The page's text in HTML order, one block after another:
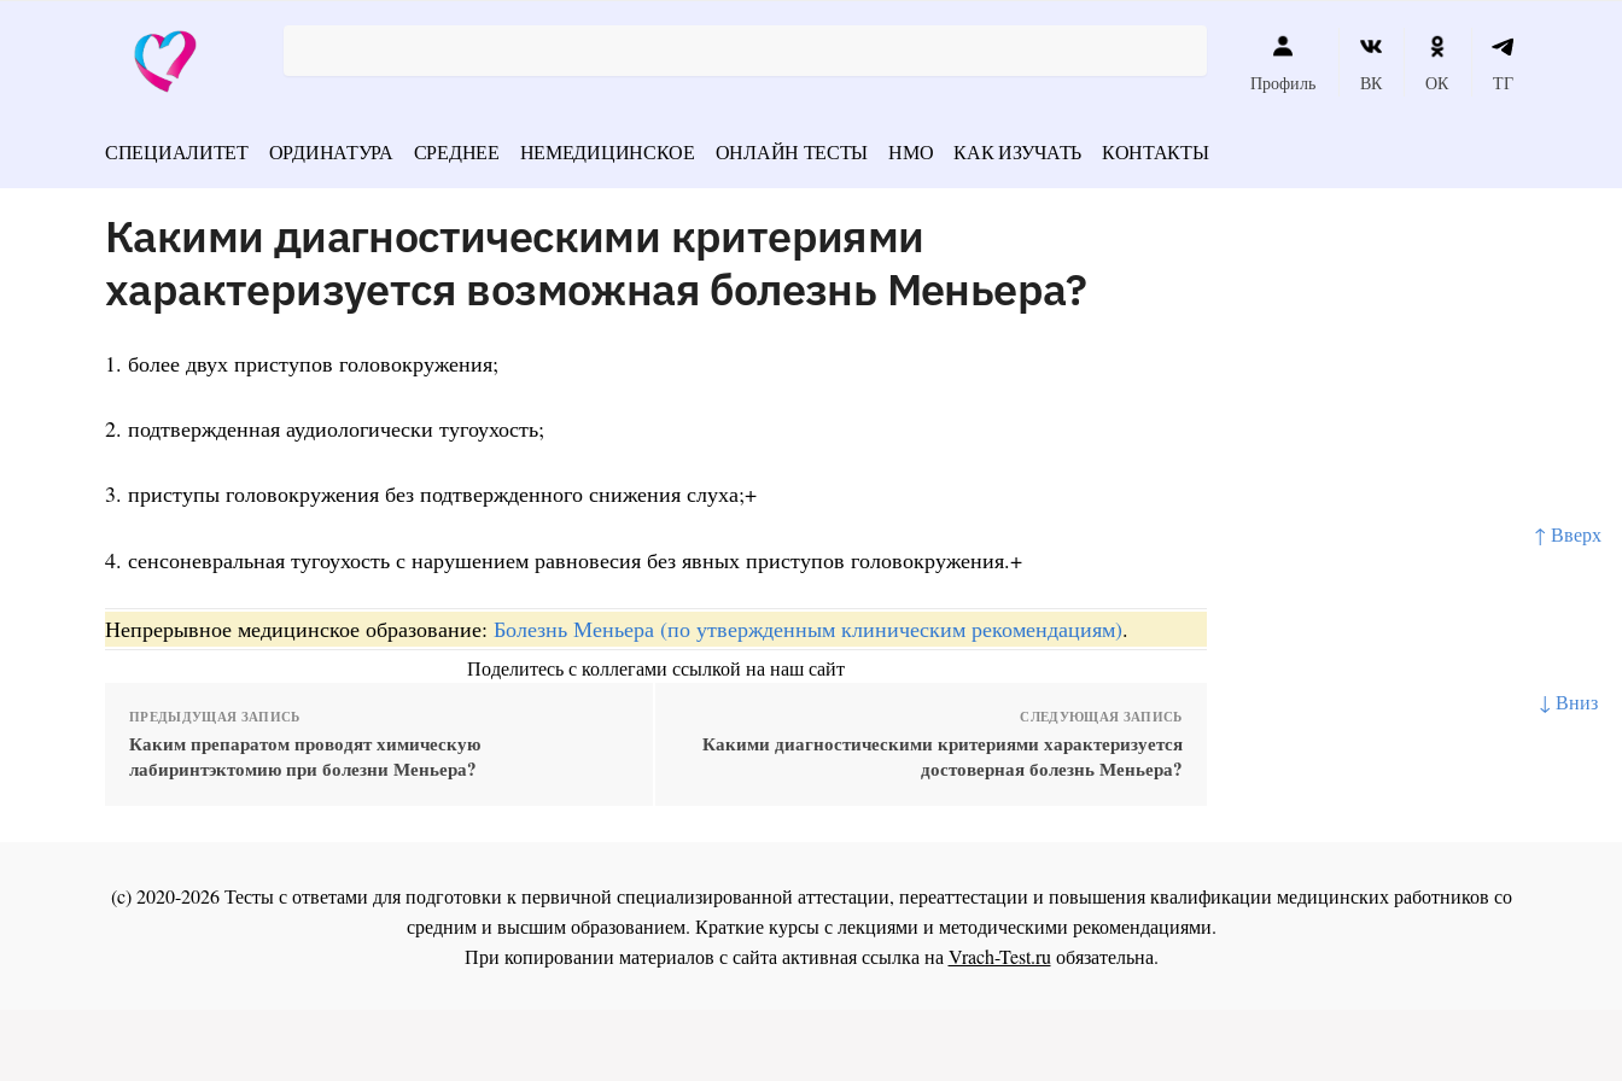
↑ Вверх
↓ Вниз
Профиль ВК ОК ТГ
СПЕЦИАЛИТЕТ ОРДИНАТУРА СРЕДНЕЕ НЕМЕДИЦИНСКОЕ ОНЛАЙН ТЕСТЫ НМО КАК ИЗУЧАТЬ КОНТАКТЫ
Какими диагностическими критериями
характеризуется возможная болезнь Меньера?
1. более двух приступов головокружения;
2. подтвержденная аудиологически тугоухость;
3. приступы головокружения без подтвержденного снижения слуха;+
4. сенсоневральная тугоухость с нарушением равновесия без явных приступов головокружения.+
Непрерывное медицинское образование: Болезнь Меньера (по утвержденным клиническим рекомендациям).
Поделитесь с коллегами ссылкой на наш сайт
ПРЕДЫДУЩАЯ ЗАПИСЬ
Каким препаратом проводят химическую
лабиринтэктомию при болезни Меньера?
СЛЕДУЮЩАЯ ЗАПИСЬ
Какими диагностическими критериями характеризуется
достоверная болезнь Меньера?
(c) 2020-2026 Тесты с ответами для подготовки к первичной специализированной аттестации, переаттестации и повышения квалификации медицинских работников со
средним и высшим образованием. Краткие курсы с лекциями и методическими рекомендациями.
При копировании материалов с сайта активная ссылка наVrach-Test.ruобязательна.